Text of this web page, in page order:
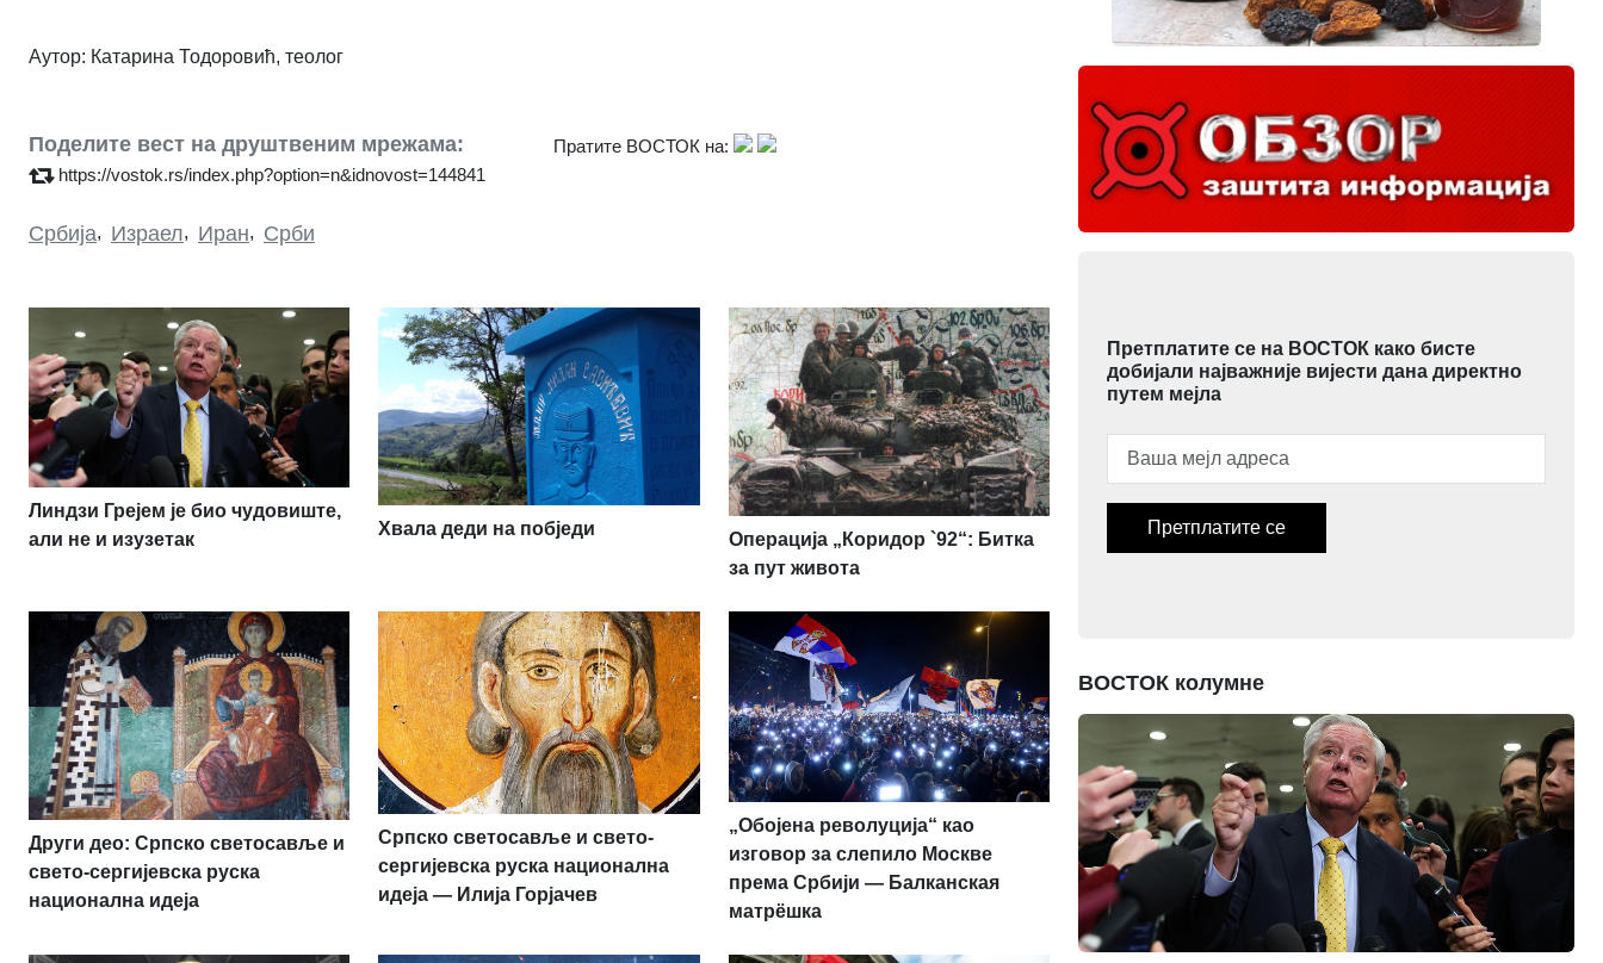
Аутор: Катарина Тодоровић, теолог
Поделите вест на друштвеним мрежама:
https://vostok.rs/index.php?option=n&idnovost=144841
Пратите ВОСТОК на:
Србија, Израел, Иран, Срби
Линдзи Грејем је био чудовиште,
али не и изузетак
Хвала деди на побједи
Операција „Коридор `92“: Битка
за пут живота
Други део: Српско светосавље и
свето-сергијевска руска
национална идеја
Српско светосавље и свето-
сергијевска руска национална
идеја — Илија Горјачев
„Обојена револуција“ као
изговор за слепило Москве
према Србији — Балканская
матрёшка
Претплатите се на ВОСТОК како бисте
добијали најважније вијести дана директно
путем мејла
Претплатите се
ВОСТОК колумне